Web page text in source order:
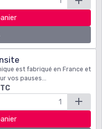
est fabriqué en France et
vos pauses...